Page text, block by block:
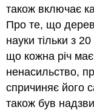
також включає
Про те, що
науки тільки з
що кожна річ
ненасильство,
спричиняє його
також був